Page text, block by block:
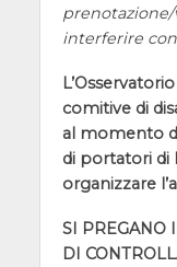
prenotazione/
interferire
comitive di
al momento
di portatori di
organizzare
SI PREGANO
DI